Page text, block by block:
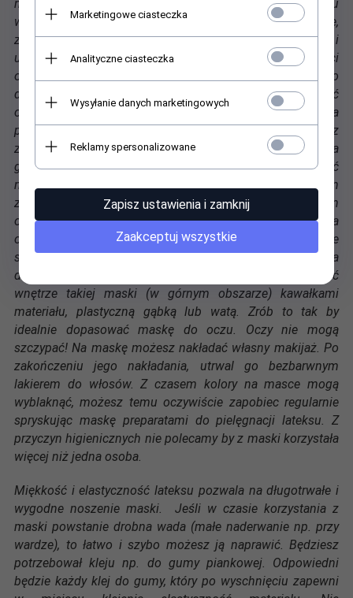
należy do głowy. Powstałe dziury powietrzne przy np. koku
wytwarzają podciśnienie, które powoduje zasysanie,
zapadanie i marszczenie się maski. Otwory na oczy, nos i
usta są uniwersalne. Może się zdarzyć, że nie będą ci
odpowiadały i będą wymagały indywidualnego
dopasowania. W tym celu możesz samodzielnie wykonać
ostrym narzędziem do cięcia gumy, indywidualne docięcia
przy oczach, nosie i ustach. Jeśli masz trudności z
założeniem maski, gdyż Twoja głowa jest duża i przekracza
granicę rozciągliwości materiału, to możesz temu zaradzić
nacinając maskę na specjalnym szwie. Szew ten
znajdziesz w tylniej części maski (na szyi). Jest on
oznaczony piktogramem nożyczek. Nie nacinaj maski poza
obszarem tego szwu, gdyż spowoduje to, że maska będzie
się rozdzierała. Jeśli zakupiona maska jest na Ciebie za
duża (np. maski potworów), wtedy możesz wyścielić
wnętrze takiej maski (w górnym obszarze) kawałkami
materiału, plastyczną gąbką lub watą. Zrób to tak by
idealnie dopasować maskę do oczu. Oczy nie mogą
szczypać! Na maskę możesz nakładać własny makijaż. Po
zakończeniu jego nakładania, utrwal go bezbarwnym
lakierem do włosów. Z czasem kolory na masce mogą
wyblaknąć, możesz temu oczywiście zapobiec regularnie
spryskując maskę preparatami do pielęgnacji lateksu. Z
przyczyn higienicznych nie polecamy by z maski korzystała
więcej niż jedna osoba.
Miękkość i elastyczność lateksu pozwala na długotrwałe i
wygodne noszenie maski. Jeśli w czasie korzystania z
maski powstanie drobna wada (małe naderwanie np. przy
wardze), to łatwo i szybo możesz ją naprawić. Będziesz
potrzebował kleju np. do gumy piankowej. Odpowiedni
będzie każdy klej do gumy, który po wyschnięciu zapewni
Marketingowe ciasteczka
Analityczne ciasteczka
Wysyłanie danych marketingowych
Reklamy spersonalizowane
Zapisz ustawienia i zamknij
Zaakceptuj wszystkie